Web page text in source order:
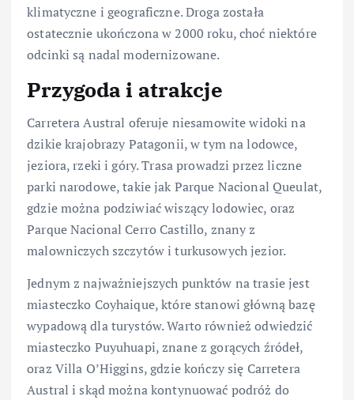
klimatyczne i geograficzne. Droga została
ostatecznie ukończona w 2000 roku, choć niektóre
odcinki są nadal modernizowane.
Przygoda i atrakcje
Carretera Austral oferuje niesamowite widoki na
dzikie krajobrazy Patagonii, w tym na lodowce,
jeziora, rzeki i góry. Trasa prowadzi przez liczne
parki narodowe, takie jak Parque Nacional Queulat,
gdzie można podziwiać wiszący lodowiec, oraz
Parque Nacional Cerro Castillo, znany z
malowniczych szczytów i turkusowych jezior.
Jednym z najważniejszych punktów na trasie jest
miasteczko Coyhaique, które stanowi główną bazę
wypadową dla turystów. Warto również odwiedzić
miasteczko Puyuhuapi, znane z gorących źródeł,
oraz Villa O’Higgins, gdzie kończy się Carretera
Austral i skąd można kontynuować podróż do